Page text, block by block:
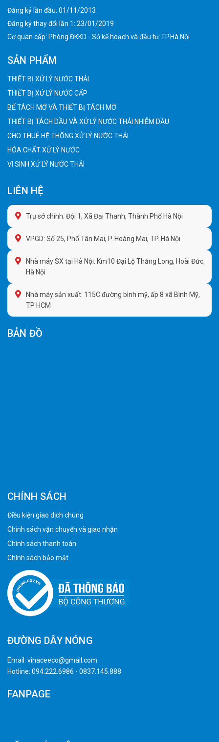
Đăng ký lần đầu: 01/11/2013
Đăng ký thay đổi lần 1: 23/01/2019
Cơ quan cấp: Phòng ĐKKD - Sở kế hoạch và đầu tư TP.Hà Nội
SẢN PHẨM
THIẾT BỊ XỬ LÝ NƯỚC THẢI
THIẾT BỊ XỬ LÝ NƯỚC CẤP
BỂ TÁCH MỠ VÀ THIẾT BỊ TÁCH MỠ
THIẾT BỊ TÁCH DẦU VÀ XỬ LÝ NƯỚC THẢI NHIỄM DẦU
CHO THUÊ HỆ THỐNG XỬ LÝ NƯỚC THẢI
HÓA CHẤT XỬ LÝ NƯỚC
VI SINH XỬ LÝ NƯỚC THẢI
LIÊN HỆ
Trụ sở chính: Đội 1, Xã Đại Thanh, Thành Phố Hà Nội
VPGD: Số 25, Phố Tân Mai, P. Hoàng Mai, TP. Hà Nội
Nhà máy SX tại Hà Nội: Km10 Đại Lộ Thăng Long, Hoài Đức,
Hà Nội
Nhà máy sản xuất: 115C đường bình mỹ, ấp 8 xã Bình Mỹ,
TP HCM
BẢN ĐỒ
CHÍNH SÁCH
Điều kiện giao dịch chung
Chính sách vận chuyển và giao nhận
Chính sách thanh toán
Chính sách bảo mật
ĐƯỜNG DÂY NÓNG
Email: vinaceeco@gmail.com
Hotline: 094.222.6986 - 0837.145.888
FANPAGE